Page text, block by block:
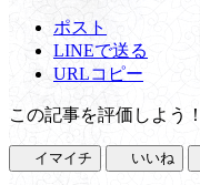
ポスト
LINEで送る
URLコピー
この記事を評価しよう！
イマイチ いいね